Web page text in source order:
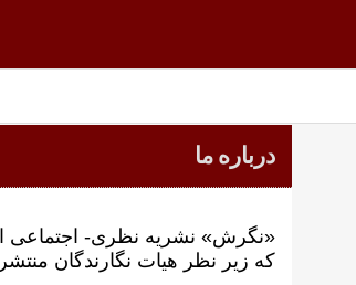
درباره ما
«نگرش» نشریه نظری- اجتماعی
که زير نظر هيات نگارندگان